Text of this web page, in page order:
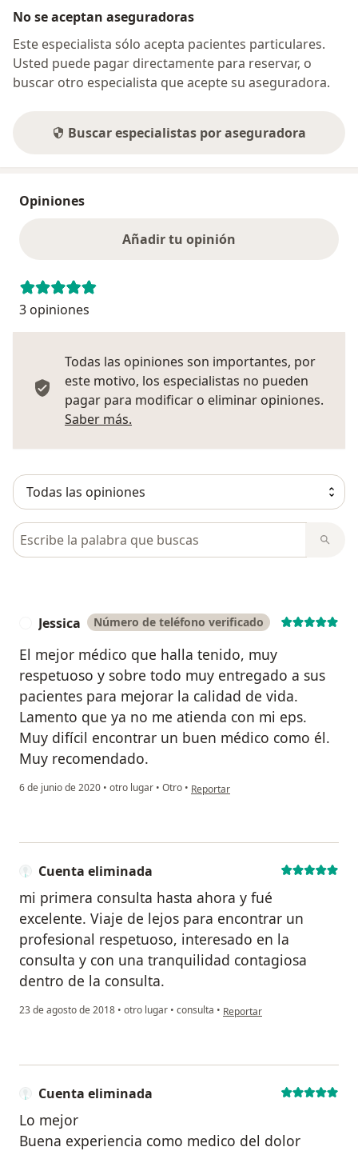
No se aceptan aseguradoras
Este especialista sólo acepta pacientes particulares.
Usted puede pagar directamente para reservar, o
buscar otro especialista que acepte su aseguradora.
Buscar especialistas por aseguradora
Opiniones
Añadir tu opinión
3 opiniones
Todas las opiniones son importantes, por
este motivo, los especialistas no pueden
pagar para modificar o eliminar opiniones.
Saber más.
Busca en opiniones
Jessica Número de teléfono verificado
El mejor médico que halla tenido, muy
respetuoso y sobre todo muy entregado a sus
pacientes para mejorar la calidad de vida.
Lamento que ya no me atienda con mi eps.
Muy difícil encontrar un buen médico como él.
Muy recomendado.
6 de junio de 2020 • otro lugar • Otro • en opinión del usuario Jessica
Reportar
Cuenta eliminada
mi primera consulta hasta ahora y fué
excelente. Viaje de lejos para encontrar un
profesional respetuoso, interesado en la
consulta y con una tranquilidad contagiosa
dentro de la consulta.
23 de agosto de 2018 • otro lugar • consulta • en opinión del usuario
Reportar
Cuenta eliminada
Lo mejor
Buena experiencia como medico del dolor